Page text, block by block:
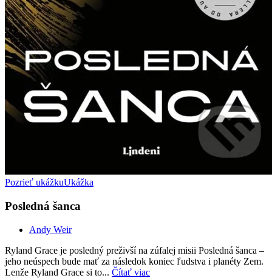
Pozrieť ukážkuUkážka
Posledná šanca
Andy Weir
Ryland Grace je posledný preživší na zúfalej misii Posledná šanca –
jeho neúspech bude mať za následok koniec ľudstva i planéty Zem.
Lenže Ryland Grace si to... Čítať viac